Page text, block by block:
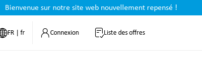
Bienvenue sur notre site web nouvellement repensé !
FR | fr Connexion Liste des offres